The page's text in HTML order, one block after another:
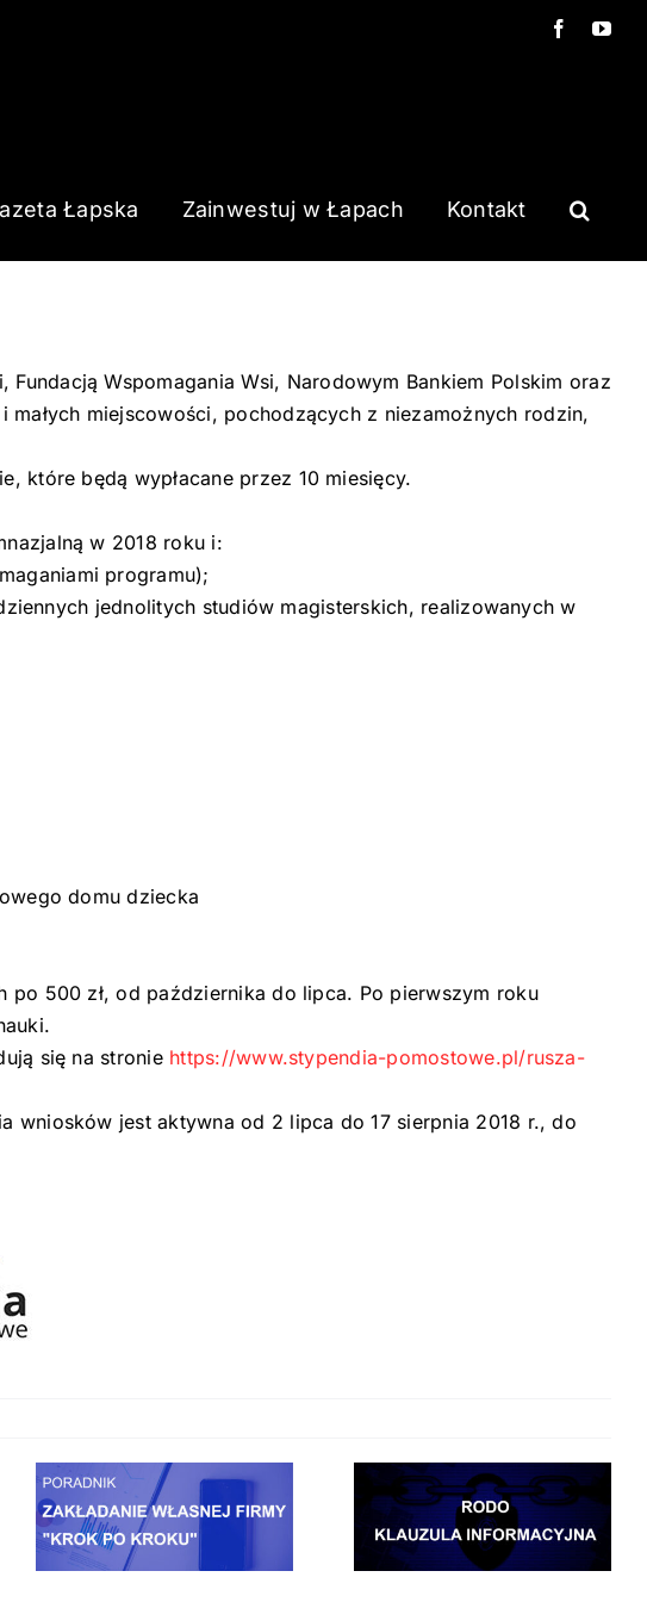
Facebook
Łapska Zainwestuj w Łapach Kontakt
Wspomagania Wsi, Narodowym Bankiem Polskim oraz
miejscowości, pochodzących z niezamożnych rodzin,
które będą wypłacane przez 10 miesięcy.
w 2018 roku i:
programu);
jednolitych studiów magisterskich, realizowanych w
domu dziecka
po 500 zł, od października do lipca. Po pierwszym roku
się na stronie https://www.stypendia-pomostowe.pl/rusza-
wniosków jest aktywna od 2 lipca do 17 sierpnia 2018 r., do